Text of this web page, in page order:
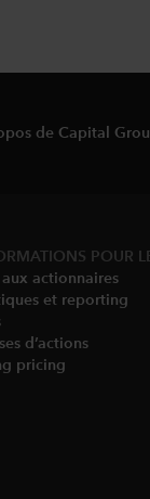
de Capital
POUR
aux actionnaires
et reporting
d’actions
pricing​